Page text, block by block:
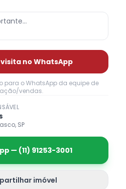
no WhatsApp
para o WhatsApp da equipe de
vendas.
SP
— (11) 91253-3001
imóvel